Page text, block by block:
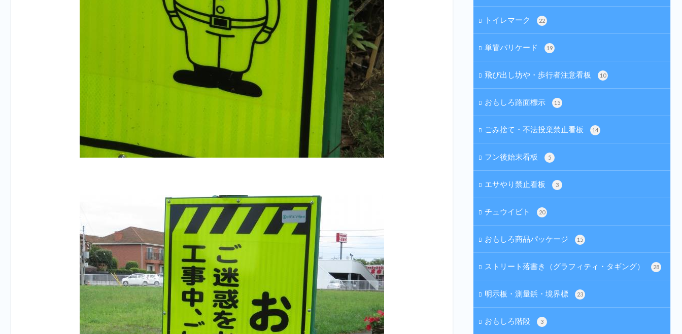
トイレマーク 22
単管バリケード 19
飛び出し坊や・歩行者注意看板 10
おもしろ路面標示 15
ごみ捨て・不法投棄禁止看板 14
フン後始末看板 5
エサやり禁止看板 3
チュウイビト 20
おもしろ商品パッケージ 15
ストリート落書き（グラフィティ・タギング） 28
明示板・測量鋲・境界標 23
おもしろ階段 3